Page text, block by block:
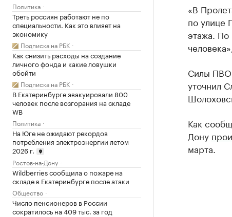
Политика
Треть россиян работают не по
специальности. Как это влияет на
экономику
Подписка на РБК
Как снизить расходы на создание
личного фонда и какие ловушки
обойти
Подписка на РБК
В Екатеринбурге эвакуировали 800
человек после возгорания на складе
WB
Политика
На Юге не ожидают рекордов
потребления электроэнергии летом
2026 г.
Ростов-на-Дону
Wildberries сообщила о пожаре на
складе в Екатеринбурге после атаки
Общество
Число пенсионеров в России
сократилось на 409 тыс. за год
«В
по улице
этажа. По
Силы ПВО
уточнил
Как
Дону
марта.